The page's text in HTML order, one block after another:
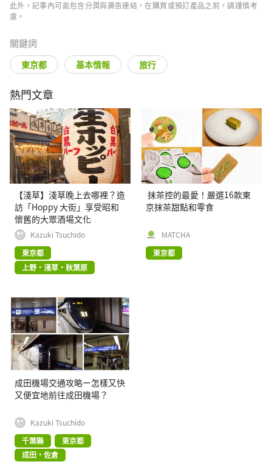
此外，記事內可能包含分潤與廣告連結，在購買或預訂產品之前，請謹慎考
慮。
關鍵詞
東京都 基本情報 旅行
熱門文章
【淺草】淺草晚上去哪裡？造
訪「Hoppy 大街」享受昭和
懷舊的大眾酒場文化
Kazuki Tsuchido
東京都
上野・淺草・秋葉原
抹茶控的最愛！嚴選16款東
京抹茶甜點和零食
MATCHA
東京都
成田機場交通攻略ー怎樣又快
又便宜地前往成田機場？
Kazuki Tsuchido
千葉縣
東京都
成田・佐倉